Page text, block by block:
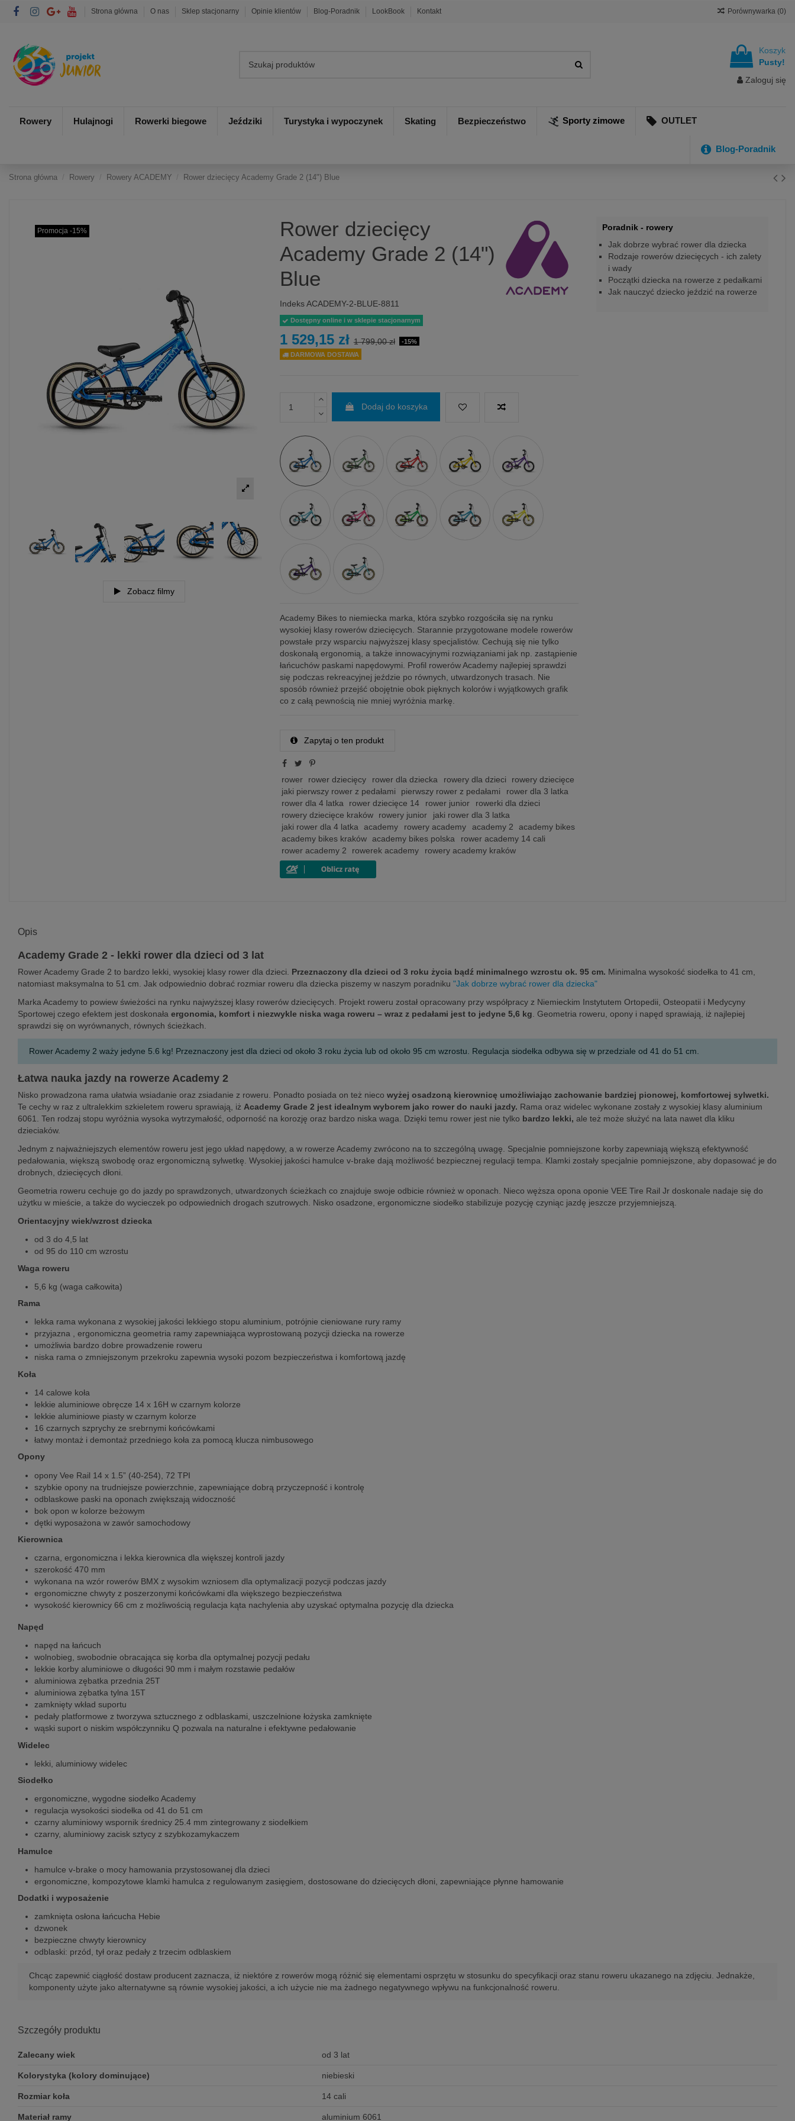
Strona główna O nas Sklep stacjonarny Opinie klientów Blog-Poradnik LookBook Kontakt Porównywarka (0)
Koszyk
Pusty!
Zaloguj się
Rowery Hulajnogi Rowerki biegowe Jeździki Turystyka i wypoczynek Skating Bezpieczeństwo Sporty zimowe OUTLET
Blog-Poradnik
Strona główna Rowery Rowery ACADEMY Rower dziecięcy Academy Grade 2 (14") Blue
Promocja -15%
Zobacz filmy
Rower dziecięcy
Academy Grade 2 (14")
Blue
IndeksACADEMY-2-BLUE-8811
Dostępny online i w sklepie stacjonarnym
1 529,15 zł 1 799,00 zł
-15%
DARMOWA DOSTAWA
Dodaj do koszyka
Academy Bikes to niemiecka marka, która szybko rozgościła się na rynku
wysokiej klasy rowerów dziecięcych. Starannie przygotowane modele rowerów
powstałe przy wsparciu najwyższej klasy specjalistów. Cechują się nie tylko
doskonałą ergonomią, a także innowacyjnymi rozwiązaniami jak np. zastąpienie
łańcuchów paskami napędowymi. Profil rowerów Academy najlepiej sprawdzi
się podczas rekreacyjnej jeździe po równych, utwardzonych trasach. Nie
sposób również przejść obojętnie obok pięknych kolorów i wyjątkowych grafik
co z całą pewnością nie mniej wyróżnia markę.
Zapytaj o ten produkt
rower rower dziecięcy rower dla dziecka rowery dla dzieci
rowery dziecięce
jaki pierwszy rower z pedałami
pierwszy rower z pedałami
rower dla 3 latka
rower dla 4 latka
rower dziecięce 14 rower junior
rowerki dla dzieci
rowery dziecięce kraków
rowery junior
jaki rower dla 3 latka
jaki rower dla 4 latka
academy rowery academy academy 2
academy bikes
academy bikes kraków academy bikes polska
rower academy 14 cali
rower academy 2
rowerek academy rowery academy kraków
Poradnik - rowery
Jak dobrze wybrać rower dla dziecka
Rodzaje rowerów dziecięcych - ich zalety
i wady
Początki dziecka na rowerze z pedałkami
Jak nauczyć dziecko jeździć na rowerze
Opis
Academy Grade 2 - lekki rower dla dzieci od 3 lat
Rower Academy Grade 2 to bardzo lekki, wysokiej klasy rower dla dzieci. Przeznaczony dla dzieci od 3 roku życia bądź minimalnego wzrostu ok. 95 cm. Minimalna wysokość siodełka to 41 cm,
natomiast maksymalna to 51 cm. Jak odpowiednio dobrać rozmiar roweru dla dziecka piszemy w naszym poradniku "Jak dobrze wybrać rower dla dziecka"
Marka Academy to powiew świeżości na rynku najwyższej klasy rowerów dziecięcych. Projekt roweru został opracowany przy współpracy z Niemieckim Instytutem Ortopedii, Osteopatii i Medycyny
Sportowej czego efektem jest doskonała ergonomia, komfort i niezwykle niska waga roweru – wraz z pedałami jest to jedyne 5,6 kg. Geometria roweru, opony i napęd sprawiają, iż najlepiej
sprawdzi się on wyrównanych, równych ścieżkach.
Rower Academy 2 waży jedyne 5.6 kg! Przeznaczony jest dla dzieci od około 3 roku życia lub od około 95 cm wzrostu. Regulacja siodełka odbywa się w przedziale od 41 do 51 cm.
Łatwa nauka jazdy na rowerze Academy 2
Nisko prowadzona rama ułatwia wsiadanie oraz zsiadanie z roweru. Ponadto posiada on też nieco wyżej osadzoną kierownicę umożliwiając zachowanie bardziej pionowej, komfortowej sylwetki.
Te cechy w raz z ultralekkim szkieletem roweru sprawiają, iż Academy Grade 2 jest idealnym wyborem jako rower do nauki jazdy. Rama oraz widelec wykonane zostały z wysokiej klasy aluminium
6061. Ten rodzaj stopu wyróżnia wysoka wytrzymałość, odporność na korozję oraz bardzo niska waga. Dzięki temu rower jest nie tylko bardzo lekki, ale też może służyć na lata nawet dla kliku
dzieciaków.
Jednym z najważniejszych elementów roweru jest jego układ napędowy, a w rowerze Academy zwrócono na to szczególną uwagę. Specjalnie pomniejszone korby zapewniają większą efektywność
pedałowania, większą swobodę oraz ergonomiczną sylwetkę. Wysokiej jakości hamulce v-brake dają możliwość bezpiecznej regulacji tempa. Klamki zostały specjalnie pomniejszone, aby dopasować je do
drobnych, dziecięcych dłoni.
Geometria roweru cechuje go do jazdy po sprawdzonych, utwardzonych ścieżkach co znajduje swoje odbicie również w oponach. Nieco węższa opona oponie VEE Tire Rail Jr doskonale nadaje się do
użytku w mieście, a także do wycieczek po odpowiednich drogach szutrowych. Nisko osadzone, ergonomiczne siodełko stabilizuje pozycję czyniąc jazdę jeszcze przyjemniejszą.
Orientacyjny wiek/wzrost dziecka
od 3 do 4,5 lat
od 95 do 110 cm wzrostu
Waga roweru
5,6 kg (waga całkowita)
Rama
lekka rama wykonana z wysokiej jakości lekkiego stopu aluminium, potrójnie cieniowane rury ramy
przyjazna , ergonomiczna geometria ramy zapewniająca wyprostowaną pozycji dziecka na rowerze
umożliwia bardzo dobre prowadzenie roweru
niska rama o zmniejszonym przekroku zapewnia wysoki pozom bezpieczeństwa i komfortową jazdę
Koła
14 calowe koła
lekkie aluminiowe obręcze 14 x 16H w czarnym kolorze
lekkie aluminiowe piasty w czarnym kolorze
16 czarnych szprychy ze srebrnymi końcówkami
łatwy montaż i demontaż przedniego koła za pomocą klucza nimbusowego
Opony
opony Vee Rail 14 x 1.5” (40-254), 72 TPI
szybkie opony na trudniejsze powierzchnie, zapewniające dobrą przyczepność i kontrolę
odblaskowe paski na oponach zwiększają widoczność
bok opon w kolorze beżowym
dętki wyposażona w zawór samochodowy
Kierownica
czarna, ergonomiczna i lekka kierownica dla większej kontroli jazdy
szerokość 470 mm
wykonana na wzór rowerów BMX z wysokim wzniosem dla optymalizacji pozycji podczas jazdy
ergonomiczne chwyty z poszerzonymi końcówkami dla większego bezpieczeństwa
wysokość kierownicy 66 cm z możliwością regulacja kąta nachylenia aby uzyskać optymalna pozycję dla dziecka
Napęd
napęd na łańcuch
wolnobieg, swobodnie obracająca się korba dla optymalnej pozycji pedału
lekkie korby aluminiowe o długości 90 mm i małym rozstawie pedałów
aluminiowa zębatka przednia 25T
aluminiowa zębatka tylna 15T
zamknięty wkład suportu
pedały platformowe z tworzywa sztucznego z odblaskami, uszczelnione łożyska zamknięte
wąski suport o niskim współczynniku Q pozwala na naturalne i efektywne pedałowanie
Widelec
lekki, aluminiowy widelec
Siodełko
ergonomiczne, wygodne siodełko Academy
regulacja wysokości siodełka od 41 do 51 cm
czarny aluminiowy wspornik średnicy 25.4 mm zintegrowany z siodełkiem
czarny, aluminiowy zacisk sztycy z szybkozamykaczem
Hamulce
hamulce v-brake o mocy hamowania przystosowanej dla dzieci
ergonomiczne, kompozytowe klamki hamulca z regulowanym zasięgiem, dostosowane do dziecięcych dłoni, zapewniające płynne hamowanie
Dodatki i wyposażenie
zamknięta osłona łańcucha Hebie
dzwonek
bezpieczne chwyty kierownicy
odblaski: przód, tył oraz pedały z trzecim odblaskiem
Chcąc zapewnić ciągłość dostaw producent zaznacza, iż niektóre z rowerów mogą różnić się elementami osprzętu w stosunku do specyfikacji oraz stanu roweru ukazanego na zdjęciu. Jednakże,
komponenty użyte jako alternatywne są równie wysokiej jakości, a ich użycie nie ma żadnego negatywnego wpływu na funkcjonalność roweru.
Szczegóły produktu
Zalecany wiek od 3 lat
Kolorystyka (kolory dominujące) niebieski
Rozmiar koła 14 cali
Materiał ramy aluminium 6061